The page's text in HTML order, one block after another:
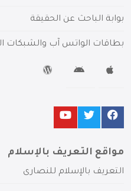
بوابة الباحث عن الحقيقة
بطاقات الواتس آب والشبكات
مواقع التعريف بالإسلام
التعريف بالإسلام للنصارى